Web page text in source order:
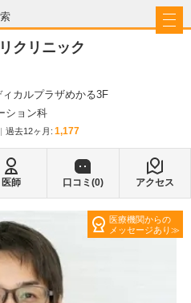
クリニック
カルプラザめかる3F
ション科
過去12ヶ月: 1,177
医師 口コミ(0) アクセス
医療機関からの
メッセージあり